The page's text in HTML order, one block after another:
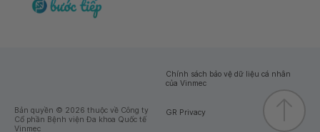
Bản quyền © 2026 thuộc về Công ty
Cổ phần Bệnh viện Đa khoa Quốc tế
Vinmec
Chính sách bảo vệ dữ liệu cá nhân
của Vinmec
GR Privacy